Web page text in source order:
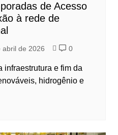
de Acesso
à rede de
abril de 2026 0
infraestrutura e fim da
hidrogênio e